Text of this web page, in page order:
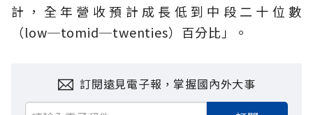
計，全年營收預計成長低到中段二十位數
（low─tomid─twenties）百分比」。
訂閱遠見電子報，掌握國內外大事